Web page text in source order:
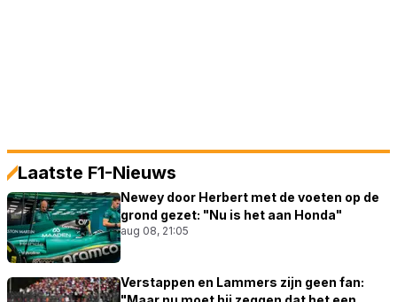
Laatste F1-Nieuws
Newey door Herbert met de voeten op de
grond gezet: "Nu is het aan Honda"
aug 08, 21:05
Verstappen en Lammers zijn geen fan: